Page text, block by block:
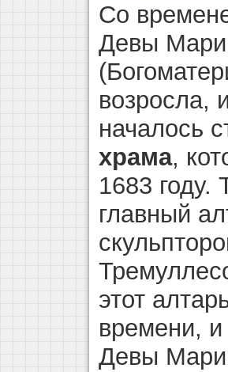
Со
Девы
возросла,
началось
храма,
1683 году.
главный
этот
времени,
Девы